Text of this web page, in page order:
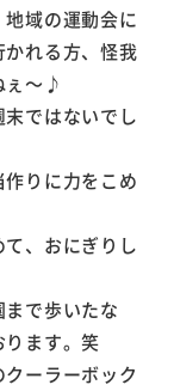
域の運動会に
れる方、怪我
ぇ～♪
ではないでし
りに力をこめ
、おにぎりし
で歩いたな
ます。笑
ーラーボック